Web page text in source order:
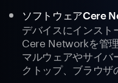
ソフトウェアCere
デバイスにインスト
Cere Networkを管
マルウェアやサイバ
クトップ、ブラウザ